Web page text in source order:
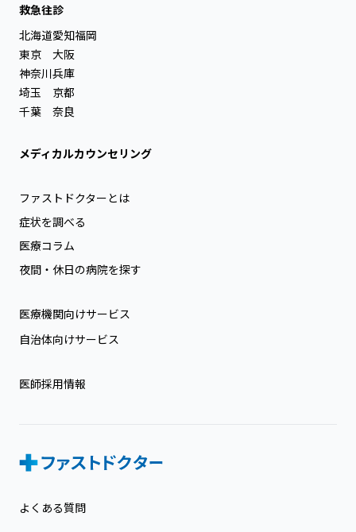
救急往診
北海道
東京
神奈川
埼玉
千葉
愛知
大阪
兵庫
京都
奈良
福岡
メディカルカウンセリング
ファストドクターとは
症状を調べる
医療コラム
夜間・休日の病院を探す
医療機関向けサービス
自治体向けサービス
医師採用情報
よくある質問